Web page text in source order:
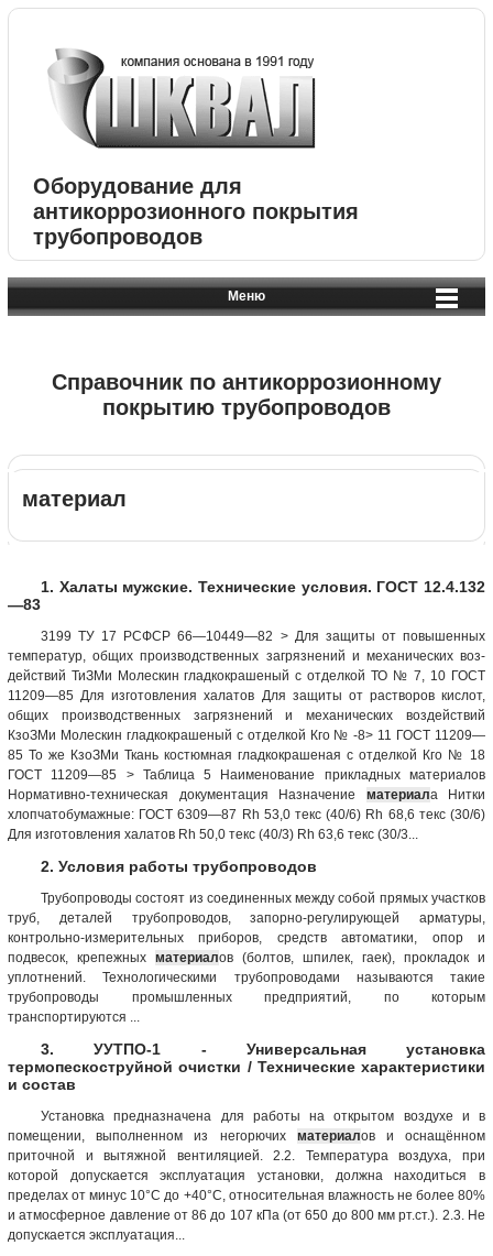
Оборудование для
антикоррозионного покрытия
трубопроводов
Меню
Справочник по антикоррозионному
покрытию трубопроводов
материал
1. Халаты мужские. Технические условия. ГОСТ 12.4.132
—83
3199 ТУ 17 РСФСР 66—10449—82 > Для защиты от повышенных
температур, общих производственных загрязнений и механических воз­
действий ТиЗМи Молескин гладкокрашеный с от­делкой ТО № 7, 10 ГОСТ
11209—85 Для изго­товления халатов Для защиты от растворов кислот,
общих производ­ственных загряз­нений и механи­ческих воздейст­вий
КзоЗМи Молескин гладкокрашеный с от­делкой Кго № -8> 11 ГОСТ 11209—
85 То же КзоЗМи Ткань костюмная гладкокраше­ная с отделкой Кго № 18
ГОСТ 11209—85 > Таблица 5 Наименование прикладных материалов
Нормативно-техни­ческая документация Назначение материала Нитки
хлопчатобумаж­ные: ГОСТ 6309—87 Rh 53,0 текс (40/6) Rh 68,6 текс (30/6)
Для изготовления халатов Rh 50,0 текс (40/3) Rh 63,6 текс (30/3...
2. Условия работы трубопроводов
Трубопроводы состоят из соединенных между собой прямых участков
труб, деталей трубопроводов, запорно-регулирующей арматуры,
контрольно-измерительных приборов, средств автоматики, опор и
подвесок, крепежных материалов (болтов, шпилек, гаек), прокладок и
уплотнений. Технологическими трубопроводами называются такие
трубопроводы промышленных предприятий, по которым
транспортируются ...
3. УУТПО-1 - Универсальная установка
термопескоструйной очистки / Технические характеристики
и состав
Установка предназначена для работы на открытом воздухе и в
помещении, выполненном из негорючих материалов и оснащённом
приточной и вытяжной вентиляцией. 2.2. Температура воздуха, при
которой допускается эксплуатация установки, должна находиться в
пределах от минус 10°С до +40°С, относительная влажность не более 80%
и атмосферное давление от 86 до 107 кПа (от 650 до 800 мм рт.ст.). 2.3. Не
допускается эксплуатация...